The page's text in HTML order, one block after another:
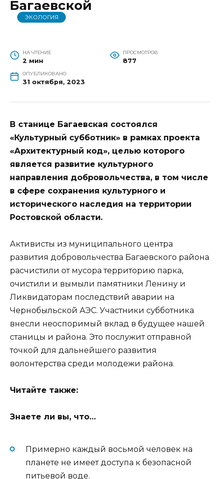
Багаевской
ЭКОЛОГИЯ
НА ЧТЕНИЕ
2 мин
ПРОСМОТРОВ
877
ОПУБЛИКОВАНО
31 октября, 2023
В станице Багаевская состоялся
«Культурный субботник» в рамках проекта
«Архитектурный код», целью которого
является развитие культурного
направления добровольчества, в том числе
в сфере сохранения культурного и
исторического наследия на территории
Ростовской области.
Активисты из муниципального центра
развития добровольчества Багаевского района
расчистили от мусора территорию парка,
очистили и вымыли памятники Ленину и
Ликвидаторам последствий аварии на
Чернобыльской АЭС. Участники субботника
внесли неоспоримый вклад в будущее нашей
станицы и района. Это послужит отправной
точкой для дальнейшего развития
волонтерства среди молодежи района.
Читайте также:
Знаете ли вы, что…
Примерно каждый восьмой человек на
планете не имеет доступа к безопасной
питьевой воде.